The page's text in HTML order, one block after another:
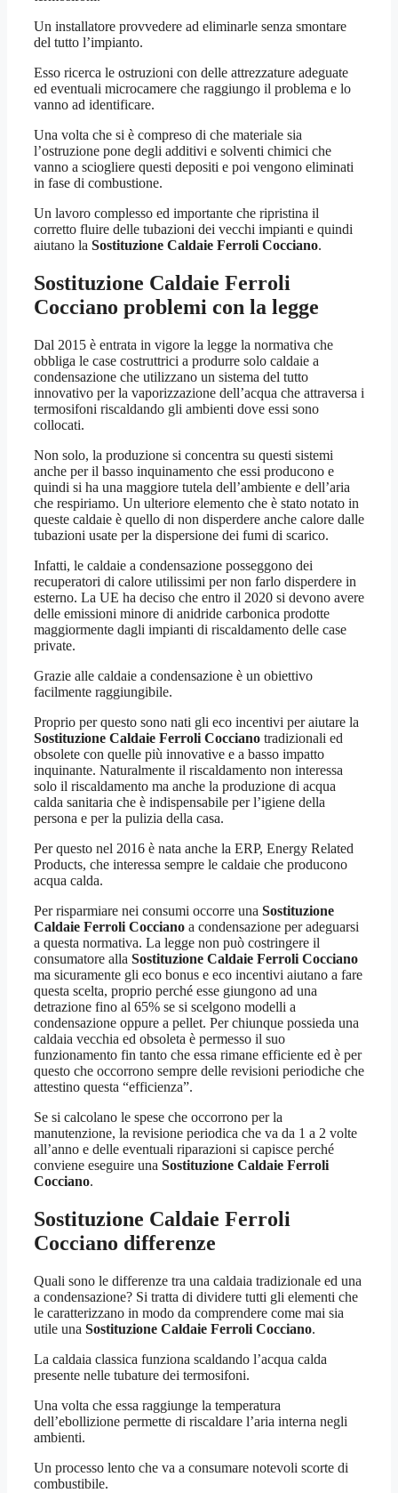
Un installatore provvedere ad eliminarle senza smontare
del tutto l’impianto.
Esso ricerca le ostruzioni con delle attrezzature adeguate
ed eventuali microcamere che raggiungo il problema e lo
vanno ad identificare.
Una volta che si è compreso di che materiale sia
l’ostruzione pone degli additivi e solventi chimici che
vanno a sciogliere questi depositi e poi vengono eliminati
in fase di combustione.
Un lavoro complesso ed importante che ripristina il
corretto fluire delle tubazioni dei vecchi impianti e quindi
aiutano la Sostituzione Caldaie Ferroli Cocciano.
Sostituzione Caldaie Ferroli
Cocciano problemi con la legge
Dal 2015 è entrata in vigore la legge la normativa che
obbliga le case costruttrici a produrre solo caldaie a
condensazione che utilizzano un sistema del tutto
innovativo per la vaporizzazione dell’acqua che attraversa i
termosifoni riscaldando gli ambienti dove essi sono
collocati.
Non solo, la produzione si concentra su questi sistemi
anche per il basso inquinamento che essi producono e
quindi si ha una maggiore tutela dell’ambiente e dell’aria
che respiriamo. Un ulteriore elemento che è stato notato in
queste caldaie è quello di non disperdere anche calore dalle
tubazioni usate per la dispersione dei fumi di scarico.
Infatti, le caldaie a condensazione posseggono dei
recuperatori di calore utilissimi per non farlo disperdere in
esterno. La UE ha deciso che entro il 2020 si devono avere
delle emissioni minore di anidride carbonica prodotte
maggiormente dagli impianti di riscaldamento delle case
private.
Grazie alle caldaie a condensazione è un obiettivo
facilmente raggiungibile.
Proprio per questo sono nati gli eco incentivi per aiutare la
Sostituzione Caldaie Ferroli Cocciano tradizionali ed
obsolete con quelle più innovative e a basso impatto
inquinante. Naturalmente il riscaldamento non interessa
solo il riscaldamento ma anche la produzione di acqua
calda sanitaria che è indispensabile per l’igiene della
persona e per la pulizia della casa.
Per questo nel 2016 è nata anche la ERP, Energy Related
Products, che interessa sempre le caldaie che producono
acqua calda.
Per risparmiare nei consumi occorre una Sostituzione
Caldaie Ferroli Cocciano a condensazione per adeguarsi
a questa normativa. La legge non può costringere il
consumatore alla Sostituzione Caldaie Ferroli Cocciano
ma sicuramente gli eco bonus e eco incentivi aiutano a fare
questa scelta, proprio perché esse giungono ad una
detrazione fino al 65% se si scelgono modelli a
condensazione oppure a pellet. Per chiunque possieda una
caldaia vecchia ed obsoleta è permesso il suo
funzionamento fin tanto che essa rimane efficiente ed è per
questo che occorrono sempre delle revisioni periodiche che
attestino questa “efficienza”.
Se si calcolano le spese che occorrono per la
manutenzione, la revisione periodica che va da 1 a 2 volte
all’anno e delle eventuali riparazioni si capisce perché
conviene eseguire una Sostituzione Caldaie Ferroli
Cocciano.
Sostituzione Caldaie Ferroli
Cocciano differenze
Quali sono le differenze tra una caldaia tradizionale ed una
a condensazione? Si tratta di dividere tutti gli elementi che
le caratterizzano in modo da comprendere come mai sia
utile una Sostituzione Caldaie Ferroli Cocciano.
La caldaia classica funziona scaldando l’acqua calda
presente nelle tubature dei termosifoni.
Una volta che essa raggiunge la temperatura
dell’ebollizione permette di riscaldare l’aria interna negli
ambienti.
Un processo lento che va a consumare notevoli scorte di
combustibile.